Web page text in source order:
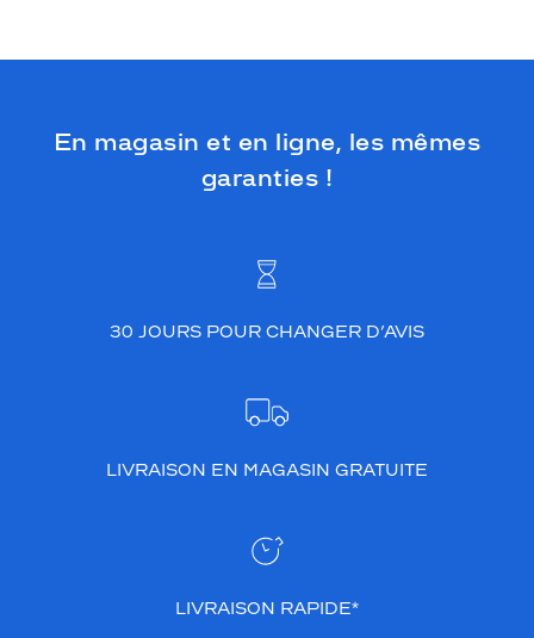
En magasin et en ligne, les mêmes
garanties !
30 JOURS POUR CHANGER D’AVIS
LIVRAISON EN MAGASIN GRATUITE
LIVRAISON RAPIDE*